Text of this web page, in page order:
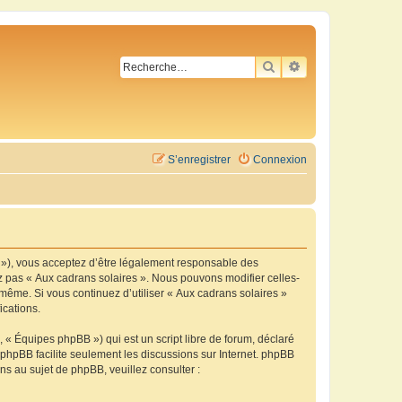
RECHERCHER
RECHERCHE
Connexion
S’enregistrer
vous acceptez d’être légalement responsable des
pas « Aux cadrans solaires ». Nous pouvons modifier celles-
Si vous continuez d’utiliser « Aux cadrans solaires »
Équipes phpBB ») qui est un script libre de forum, déclaré
facilite seulement les discussions sur Internet. phpBB
au sujet de phpBB, veuillez consulter :